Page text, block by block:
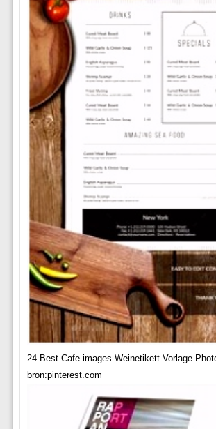
24 Best Cafe images Weinetikett Vorlage
bron:pinterest.com